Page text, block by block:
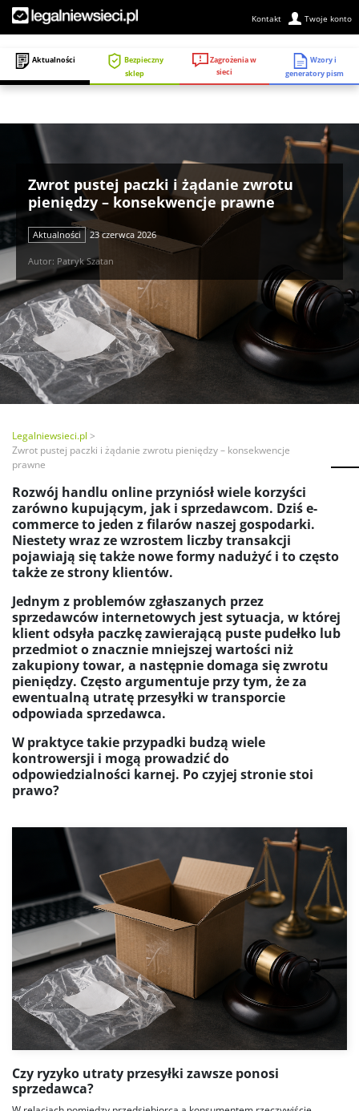
Kontakt Twoje konto
Aktualności
Bezpieczny
sklep
Zagrożenia w
sieci
Wzory i
generatory pism
Zwrot pustej paczki i żądanie zwrotu
pieniędzy – konsekwencje prawne
Aktualności 23 czerwca 2026
Autor: Patryk Szatan
Legalniewsieci.pl
Zwrot pustej paczki i żądanie zwrotu pieniędzy – konsekwencje
prawne
Rozwój handlu online przyniósł wiele korzyści
zarówno kupującym, jak i sprzedawcom. Dziś e-
commerce to jeden z filarów naszej gospodarki.
Niestety wraz ze wzrostem liczby transakcji
pojawiają się także nowe formy nadużyć i to często
także ze strony klientów.
Jednym z problemów zgłaszanych przez
sprzedawców internetowych jest sytuacja, w której
klient odsyła paczkę zawierającą puste pudełko lub
przedmiot o znacznie mniejszej wartości niż
zakupiony towar, a następnie domaga się zwrotu
pieniędzy. Często argumentuje przy tym, że za
ewentualną utratę przesyłki w transporcie
odpowiada sprzedawca.
W praktyce takie przypadki budzą wiele
kontrowersji i mogą prowadzić do
odpowiedzialności karnej. Po czyjej stronie stoi
prawo?
Czy ryzyko utraty przesyłki zawsze ponosi
sprzedawca?